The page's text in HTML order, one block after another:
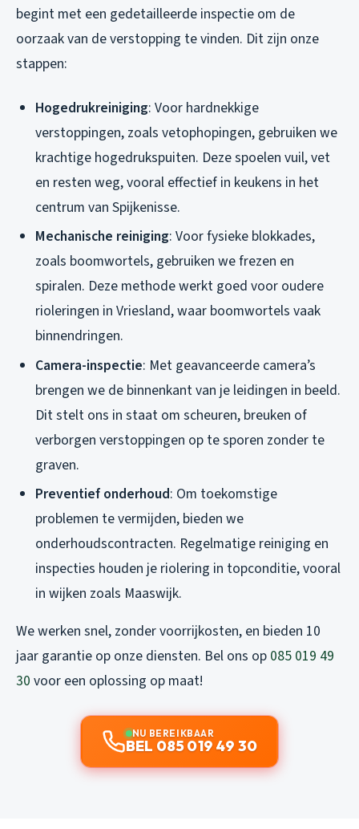
begint met een gedetailleerde inspectie om de
oorzaak van de verstopping te vinden. Dit zijn onze
stappen:
Hogedrukreiniging: Voor hardnekkige
verstoppingen, zoals vetophopingen, gebruiken we
krachtige hogedrukspuiten. Deze spoelen vuil, vet
en resten weg, vooral effectief in keukens in het
centrum van Spijkenisse.
Mechanische reiniging: Voor fysieke blokkades,
zoals boomwortels, gebruiken we frezen en
spiralen. Deze methode werkt goed voor oudere
rioleringen in Vriesland, waar boomwortels vaak
binnendringen.
Camera-inspectie: Met geavanceerde camera’s
brengen we de binnenkant van je leidingen in beeld.
Dit stelt ons in staat om scheuren, breuken of
verborgen verstoppingen op te sporen zonder te
graven.
Preventief onderhoud: Om toekomstige
problemen te vermijden, bieden we
onderhoudscontracten. Regelmatige reiniging en
inspecties houden je riolering in topconditie, vooral
in wijken zoals Maaswijk.
We werken snel, zonder voorrijkosten, en bieden 10
jaar garantie op onze diensten. Bel ons op 085 019 49
30 voor een oplossing op maat!
NU BEREIKBAAR
BEL 085 019 49 30